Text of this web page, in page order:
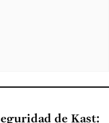
de Kast: